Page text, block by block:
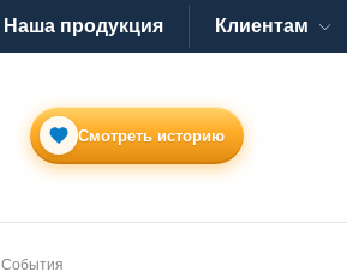
Наша продукция Клиентам
Смотреть историю
Cобытия